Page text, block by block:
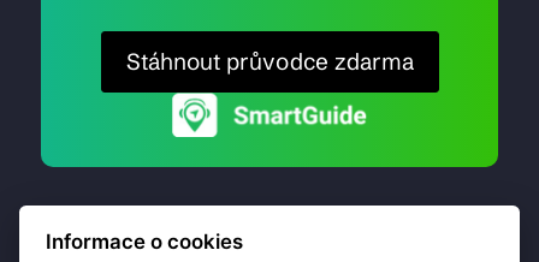
Stáhnout průvodce zdarma
Informace o cookies